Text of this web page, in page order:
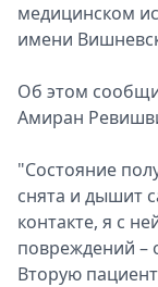
медицинском
имени
Об этом
Амиран
"Состояние
снята и дышит
контакте, я с
повреждений –
Вторую